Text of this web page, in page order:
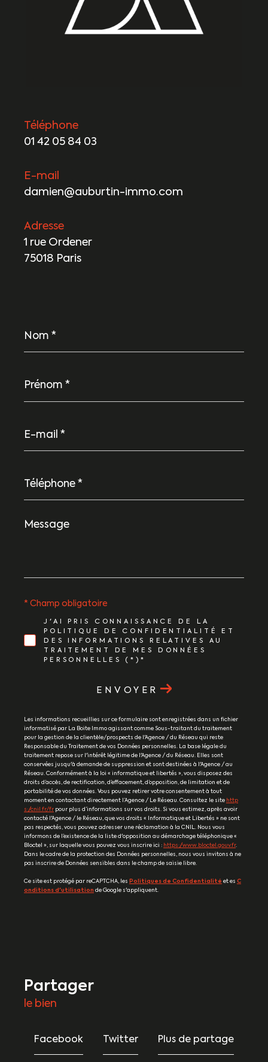
Téléphone
01 42 05 84 03
E-mail
damien@auburtin-immo.com
Adresse
1 rue Ordener
75018 Paris
*
*
mail
*
Message
J'AI PRIS CONNAISSANCE DE LA
POLITIQUE DE CONFIDENTIALITÉ ET
DES INFORMATIONS RELATIVES AU
TRAITEMENT DE MES DONNÉES
PERSONNELLES (*)*
* Champ obligatoire
ENVOYER
Les informations recueillies sur ce formulaire sont enregistrées dans un fichier
informatisé par La Boite Immo agissant comme Sous-traitant du traitement
pour la gestion de la clientèle/prospects de l'Agence / du Réseau qui reste
Responsable du Traitement de vos Données personnelles. La base légale du
traitement repose sur l'intérêt légitime de l'Agence / du Réseau. Elles sont
conservées jusqu'à demande de suppression et sont destinées à l'Agence / au
Réseau. Conformément à la loi « informatique et libertés », vous disposez des
droits d’accès, de rectification, d’effacement, d’opposition, de limitation et de
portabilité de vos données. Vous pouvez retirer votre consentement à tout
moment en contactant directement l’Agence / Le Réseau. Consultez le site http
s://cnil.fr/fr pour plus d’informations sur vos droits. Si vous estimez, après avoir
contacté l'Agence / le Réseau, que vos droits « Informatique et Libertés » ne sont
pas respectés, vous pouvez adresser une réclamation à la CNIL. Nous vous
informons de l’existence de la liste d'opposition au démarchage téléphonique «
Bloctel », sur laquelle vous pouvez vous inscrire ici : https://www.bloctel.gouv.fr.
Dans le cadre de la protection des Données personnelles, nous vous invitons à ne
pas inscrire de Données sensibles dans le champ de saisie libre.
Ce site est protégé par reCAPTCHA, les Politiques de Confidentialité et es C
onditions d'utilisation de Google s'appliquent.
partager
le bien
Facebook Twitter Plus de partage